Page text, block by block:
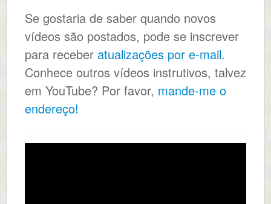
Se gostaria de saber quando novos
vídeos são postados, pode se inscrever
para receber atualizações por e-mail.
Conhece outros vídeos instrutivos, talvez
em YouTube? Por favor, mande-me o
endereço!